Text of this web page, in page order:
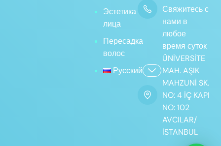
Эстетика
лица
Пересадка
волос
Русский
Свяжитесь с
нами в
любое
время суток
ÜNİVERSİTE
MAH. AŞIK
MAHZUNİ SK.
NO: 4 İÇ KAPI
NO: 102
AVCILAR/
İSTANBUL